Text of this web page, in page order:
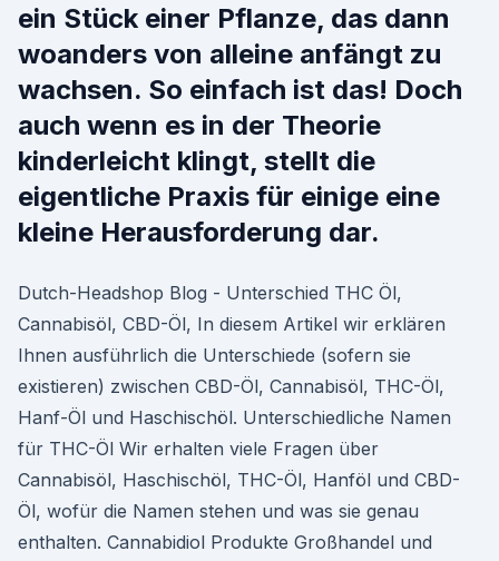
ein Stück einer Pflanze, das dann
woanders von alleine anfängt zu
wachsen. So einfach ist das! Doch
auch wenn es in der Theorie
kinderleicht klingt, stellt die
eigentliche Praxis für einige eine
kleine Herausforderung dar.
Dutch-Headshop Blog - Unterschied THC Öl,
Cannabisöl, CBD-Öl, In diesem Artikel wir erklären
Ihnen ausführlich die Unterschiede (sofern sie
existieren) zwischen CBD-Öl, Cannabisöl, THC-Öl,
Hanf-Öl und Haschischöl. Unterschiedliche Namen
für THC-Öl Wir erhalten viele Fragen über
Cannabisöl, Haschischöl, THC-Öl, Hanföl und CBD-
Öl, wofür die Namen stehen und was sie genau
enthalten. Cannabidiol Produkte Großhandel und